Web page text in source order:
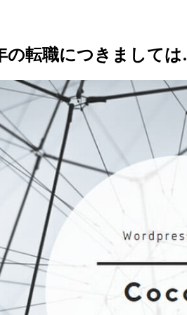
の転職につきまして